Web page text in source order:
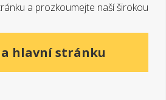
a prozkoumejte naší širokou
hlavní stránku